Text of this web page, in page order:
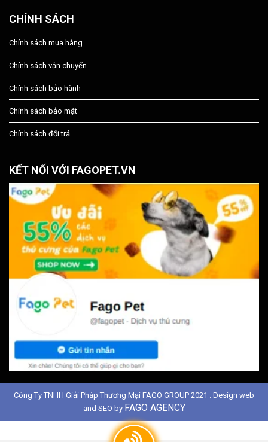
CHÍNH SÁCH
Chính sách mua hàng
Chính sách vận chuyển
Chính sách bảo hành
Chính sách bảo mật
Chính sách đổi trả
KẾT NỐI VỚI FAGOPET.VN
Công Ty TNHH Giải Pháp Thương Mại FAGO GROUP 2021 . Design web
and SEO by FAGO AGENCY